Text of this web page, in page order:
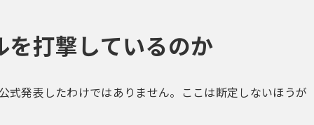
打撃しているのか
発表したわけではありません。ここは断定しないほうが